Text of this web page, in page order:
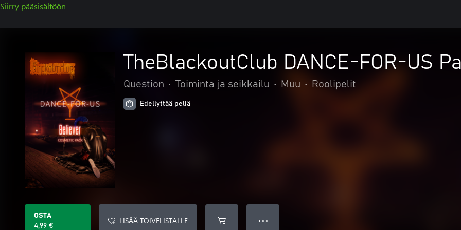
Siirry pääsisältöön
TheBlackoutClub DANCE-FOR-US
Question • Toiminta ja seikkailu • Muu • Roolipelit
Edellyttää peliä
OSTA
4,99 €
LISÄÄ TOIVELISTALLE ● ● ●